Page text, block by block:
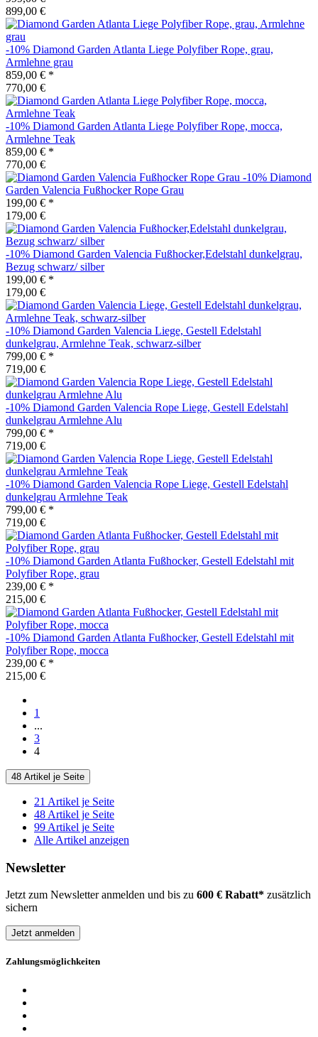
899,00 €
-10% Diamond Garden Atlanta Liege Polyfiber Rope, grau,
Armlehne grau
859,00 € *
770,00 €
-10% Diamond Garden Atlanta Liege Polyfiber Rope, mocca,
Armlehne Teak
859,00 € *
770,00 €
-10% Diamond
Garden Valencia Fußhocker Rope Grau
199,00 € *
179,00 €
-10% Diamond Garden Valencia Fußhocker,Edelstahl dunkelgrau,
Bezug schwarz/ silber
199,00 € *
179,00 €
-10% Diamond Garden Valencia Liege, Gestell Edelstahl
dunkelgrau, Armlehne Teak, schwarz-silber
799,00 € *
719,00 €
-10% Diamond Garden Valencia Rope Liege, Gestell Edelstahl
dunkelgrau Armlehne Alu
799,00 € *
719,00 €
-10% Diamond Garden Valencia Rope Liege, Gestell Edelstahl
dunkelgrau Armlehne Teak
799,00 € *
719,00 €
-10% Diamond Garden Atlanta Fußhocker, Gestell Edelstahl mit
Polyfiber Rope, grau
239,00 € *
215,00 €
-10% Diamond Garden Atlanta Fußhocker, Gestell Edelstahl mit
Polyfiber Rope, mocca
239,00 € *
215,00 €
1
...
3
4
48 Artikel je Seite
21 Artikel je Seite
48 Artikel je Seite
99 Artikel je Seite
Alle Artikel anzeigen
Newsletter
Jetzt zum Newsletter anmelden und bis zu 600 € Rabatt* zusätzlich
sichern
Jetzt anmelden
Zahlungsmöglichkeiten